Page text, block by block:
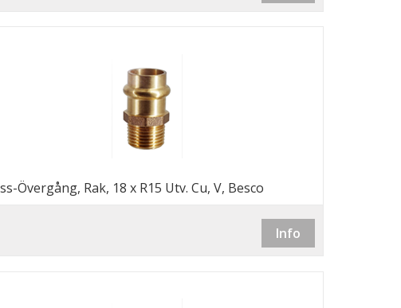
Övergång, Rak, 18 x R15 Utv. Cu, V, Besco
Info